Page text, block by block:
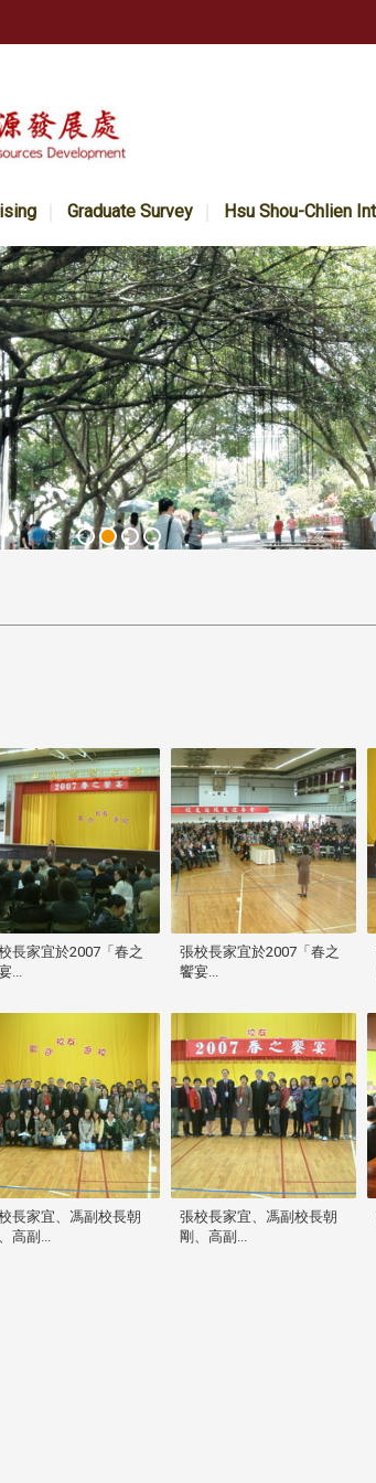
Graduate Survey Hsu Shou-Chlien
長家宜於2007「春之
...
張校長家宜於2007「春之
饗宴...
長家宜、馮副校長朝
高副...
張校長家宜、馮副校長朝
剛、高副...